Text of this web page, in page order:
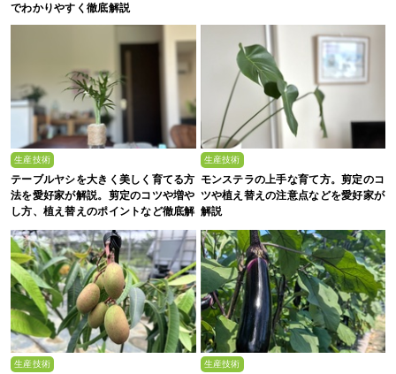
でわかりやすく徹底解説
生産技術
テーブルヤシを大きく美しく育てる方
法を愛好家が解説。剪定のコツや増や
し方、植え替えのポイントなど徹底解
生産技術
モンステラの上手な育て方。剪定のコ
ツや植え替えの注意点などを愛好家が
解説
生産技術 生産技術